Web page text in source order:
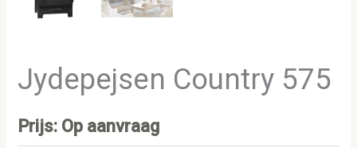
Jydepejsen Country 575
Prijs: Op aanvraag